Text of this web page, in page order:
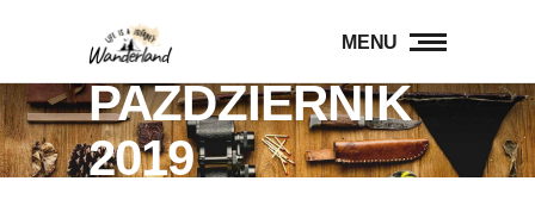
MENU
PAŹDZIERNIK
2019